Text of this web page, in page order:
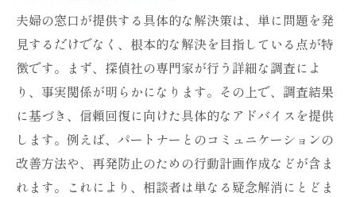
夫婦の窓口が提供する具体的な解決策は、単に問題を発
見するだけでなく、根本的な解決を目指している点が特
徴です。まず、探偵社の専門家が行う詳細な調査によ
り、事実関係が明らかになります。その上で、調査結果
に基づき、信頼回復に向けた具体的なアドバイスを提供
します。例えば、パートナーとのコミュニケーションの
改善方法や、再発防止のための行動計画作成などが含ま
れます。これにより、相談者は単なる疑念解消にとどま